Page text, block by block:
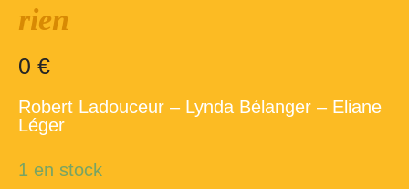
rien
0 €
Robert Ladouceur – Lynda Bélanger – Eliane
Léger
1 en stock